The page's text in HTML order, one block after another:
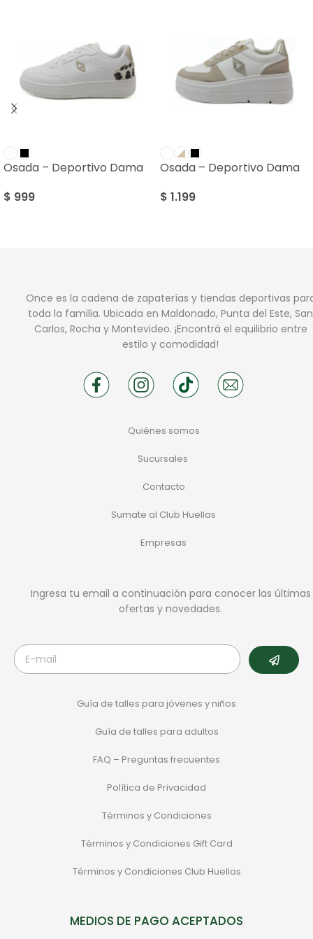
Osada – Deportivo Dama
$ 999
Osada – Deportivo Dama
$ 1.199
Once es la cadena de zapaterías y tiendas deportivas
toda la familia. Ubicada en Maldonado, Punta del Este, San
Carlos, Rocha y Montevideo. ¡Encontrá el equilibrio entre
estilo y comodidad!
Quiénes somos
Sucursales
Contacto
Sumate al Club Huellas
Empresas
Ingresa tu email a continuación para conocer las últimas
ofertas y novedades.
Guía de talles para jóvenes y niños
Guía de talles para adultos
FAQ – Preguntas frecuentes
Política de Privacidad
Términos y Condiciones
Términos y Condiciones Gift Card
Términos y Condiciones Club Huellas
MEDIOS DE PAGO ACEPTADOS